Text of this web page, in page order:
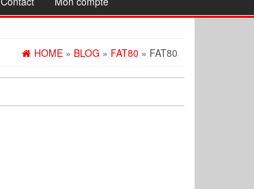
HOME » BLOG » FAT80 » FAT80